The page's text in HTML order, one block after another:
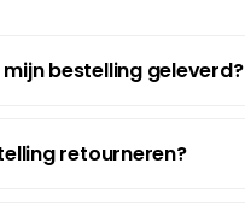
bestelling geleverd?
retourneren?